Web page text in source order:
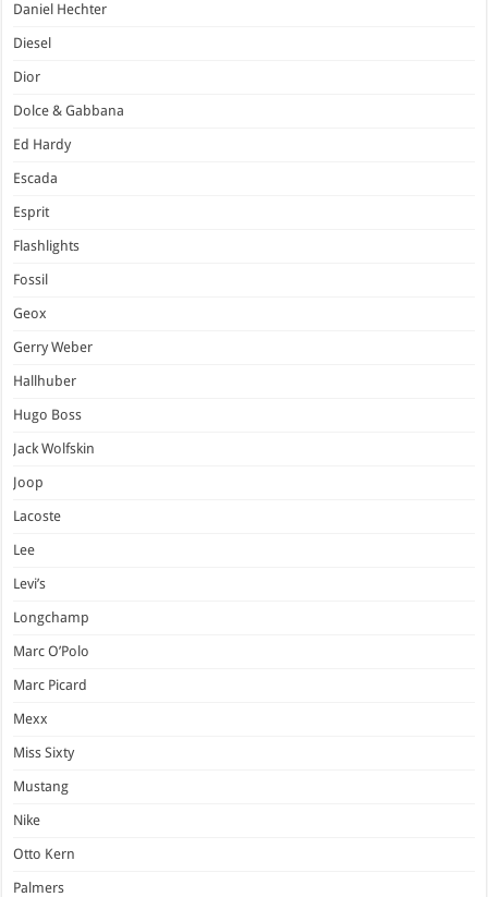
Daniel Hechter
Diesel
Dior
Dolce & Gabbana
Ed Hardy
Escada
Esprit
Flashlights
Fossil
Geox
Gerry Weber
Hallhuber
Hugo Boss
Jack Wolfskin
Joop
Lacoste
Lee
Levi’s
Longchamp
Marc O’Polo
Marc Picard
Mexx
Miss Sixty
Mustang
Nike
Otto Kern
Palmers